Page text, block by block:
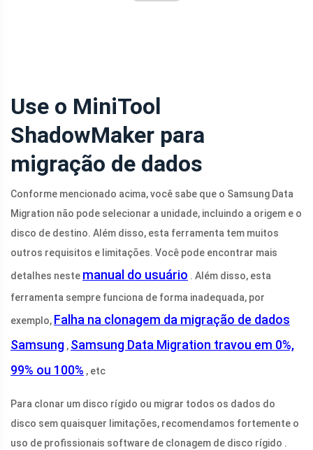
Use o MiniTool
ShadowMaker para
migração de dados
Conforme mencionado acima, você sabe que o Samsung Data
Migration não pode selecionar a unidade, incluindo a origem e o
disco de destino. Além disso, esta ferramenta tem muitos
outros requisitos e limitações. Você pode encontrar mais
detalhes neste manual do usuário . Além disso, esta
ferramenta sempre funciona de forma inadequada, por
exemplo, Falha na clonagem da migração de dados
Samsung , Samsung Data Migration travou em 0%,
99% ou 100% , etc
Para clonar um disco rígido ou migrar todos os dados do
disco sem quaisquer limitações, recomendamos fortemente o
uso de profissionais software de clonagem de disco rígido .